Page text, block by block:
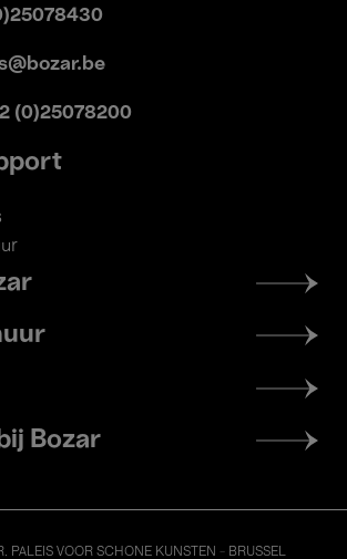
(0)25078200
Bozar
PALEIS VOOR SCHONE KUNSTEN - BRUSSEL